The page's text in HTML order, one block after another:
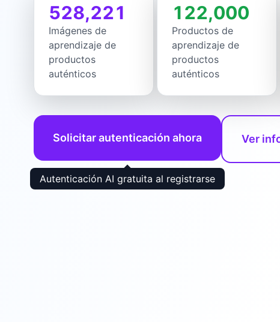
528,221
Imágenes de
aprendizaje de
productos
auténticos
122,000
Productos de
aprendizaje de
productos
auténticos
Solicitar autenticación ahora
Autenticación AI gratuita al registrarse
Ver